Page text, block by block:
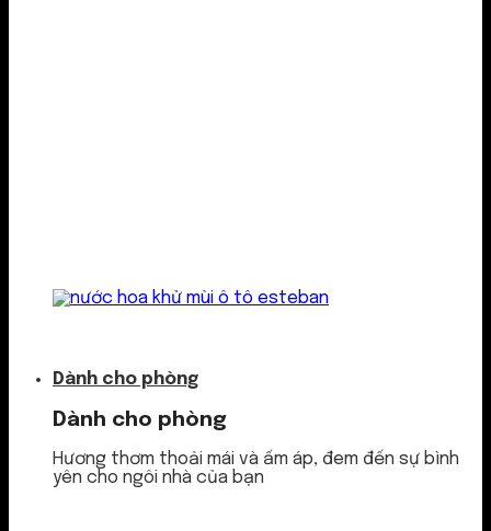
Dành cho phòng
Dành cho phòng
Hương thơm thoải mái và ấm áp, đem đến sự bình
yên cho ngôi nhà của bạn